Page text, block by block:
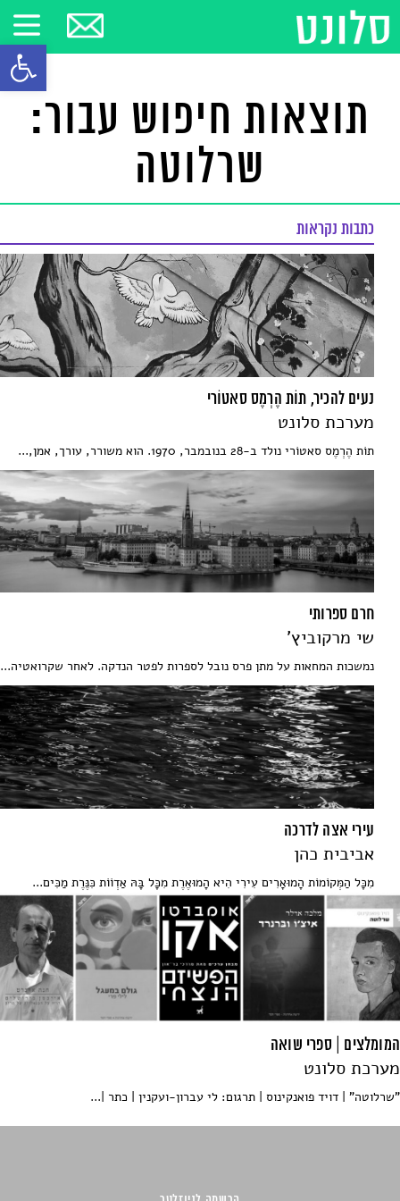
פתח
תוצאות חיפוש עבור:
שרלוטה
כתבות נקראות
נעים להכיר, תוֹת הֶרְמֶס סאטוֹרי
מערכת סלונט
תוֹת הֶרְמֶס סאטוֹרי נולד ב-28 בנובמבר, 1970. הוא משורר, עורך, אמן,...
חרם ספרותי
שי מרקוביץ'
נמשכות המחאות על מתן פרס נובל לספרות לפטר הנדקה. לאחר שקרואטיה...
עירי אצה לדרכה
אביבית כהן
מִכָּל הַמְּקוֹמוֹת הָמוּאָרִים עִירִי הִיא הָמוּאֶרֶת מִכָּל בָּהּ אַדְוֹוֹת כִּנֶּרֶת מַכִּים...
המומלצים | ספרי שואה
מערכת סלונט
"שרלוטה" | דויד פואנקינוס | תרגום: לי עברון-ועקנין | כתר |...